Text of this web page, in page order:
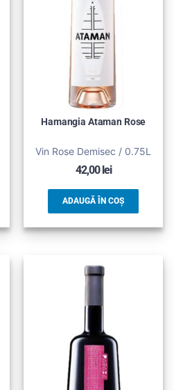
Hamangia Ataman Rose
Vin Rose Demisec / 0.75L
42,00 lei
ADAUGĂ ÎN COȘ